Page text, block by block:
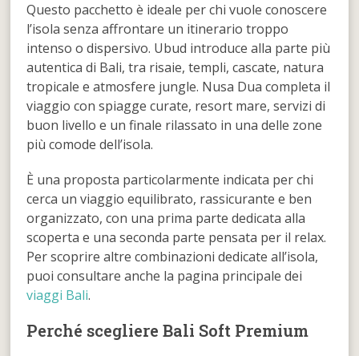
Questo pacchetto è ideale per chi vuole conoscere
l’isola senza affrontare un itinerario troppo
intenso o dispersivo. Ubud introduce alla parte più
autentica di Bali, tra risaie, templi, cascate, natura
tropicale e atmosfere jungle. Nusa Dua completa il
viaggio con spiagge curate, resort mare, servizi di
buon livello e un finale rilassato in una delle zone
più comode dell’isola.
È una proposta particolarmente indicata per chi
cerca un viaggio equilibrato, rassicurante e ben
organizzato, con una prima parte dedicata alla
scoperta e una seconda parte pensata per il relax.
Per scoprire altre combinazioni dedicate all’isola,
puoi consultare anche la pagina principale dei
viaggi Bali.
Perché scegliere Bali Soft Premium